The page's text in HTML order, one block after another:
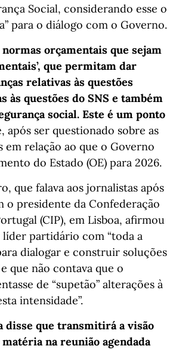
Social, considerando esse o
para o diálogo com o Governo.
orçamentais que sejam
que permitam dar
relativas às questões
às questões do SNS e também
social. Este é um ponto
após ser questionado sobre as
em relação ao que o Governo
do Estado (OE) para 2026.
que falava aos jornalistas após
o presidente da Confederação
(CIP), em Lisboa, afirmou
partidário com “toda a
dialogar e construir soluções
que não contava que o
de “supetão” alterações à
intensidade”.
disse que transmitirá a visão
na reunião agendada